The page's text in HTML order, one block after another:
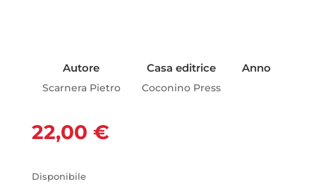
Autore
Scarnera Pietro
Casa editrice
Coconino Press
Anno
22,00 €
Disponibile